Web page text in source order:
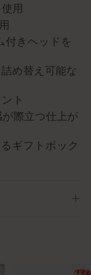
用
付きヘッドを
め替え可能な
ト
際立つ仕上が
ギフトボック